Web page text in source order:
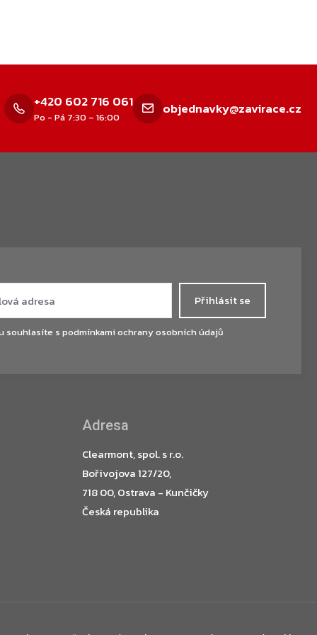
+420 602 716 061
Po - Pá 7:30 – 16:00 objednavky@zavirace.cz
Přihlásit se
souhlasíte s podmínkami ochrany osobních údajů
Adresa
Clearmont, spol. s r.o.
Bořivojova 127/20,
718 00, Ostrava - Kunčičky
Česká republika